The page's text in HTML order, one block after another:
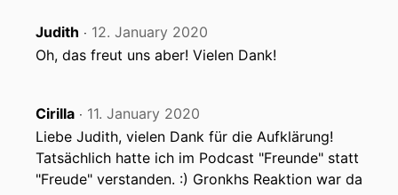
Judith ‧ 12. January 2020
Oh, das freut uns aber! Vielen Dank!
Cirilla ‧ 11. January 2020
Liebe Judith, vielen Dank für die Aufklärung!
Tatsächlich hatte ich im Podcast "Freunde" statt
"Freude" verstanden. :) Gronkhs Reaktion war da